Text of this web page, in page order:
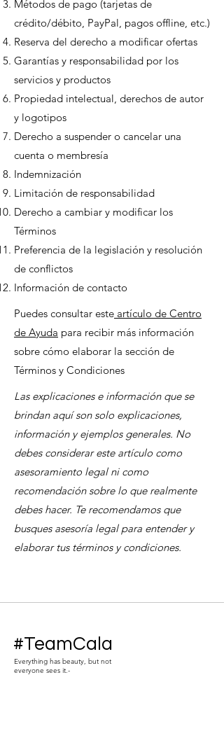
Métodos de pago (tarjetas de
crédito/débito, PayPal, pagos offline, etc.)
Reserva del derecho a modificar ofertas
Garantías y responsabilidad por los
servicios y productos
Propiedad intelectual, derechos de autor
y logotipos
Derecho a suspender o cancelar una
cuenta o membresía
Indemnización
Limitación de responsabilidad
Derecho a cambiar y modificar los
Términos
Preferencia de la legislación y resolución
de conflictos
Información de contacto
Puedes consultar este artículo de Centro
de Ayuda para recibir más información
sobre cómo elaborar la sección de
Términos y Condiciones
Las explicaciones e información que se
brindan aquí son solo explicaciones,
información y ejemplos generales. No
debes considerar este artículo como
asesoramiento legal ni como
recomendación sobre lo que realmente
debes hacer. Te recomendamos que
busques asesoría legal para entender y
elaborar tus términos y condiciones.
#TeamCala
Everything has beauty, but not
everyone sees it.-